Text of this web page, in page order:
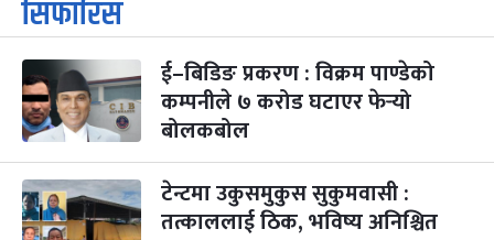
आइत कार्तिक १, २०८३
३
मंगल
महानवमी
कार्तिक ३, २०८३-Oct 20, 2026
२ महिना बाँकी
४
५ पापा‌ङ्कुशा एकादशी व्रत २ महिना बाँकी
सिफारिस
ई–बिडिङ प्रकरण : विक्रम पाण्डेको
कम्पनीले ७ करोड घटाएर फेर्‍यो
बोलकबोल
टेन्टमा उकुसमुकुस सुकुमवासी :
तत्काललाई ठिक, भविष्य अनिश्चित